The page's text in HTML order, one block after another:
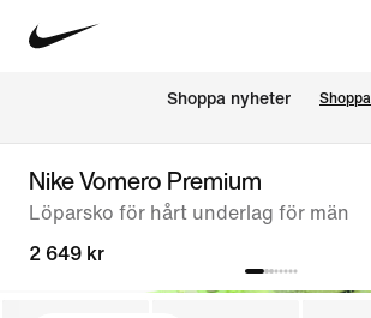
Shoppa nyheter Shoppa
Nike Vomero Premium
Löparsko för hårt underlag för män
2 649 kr